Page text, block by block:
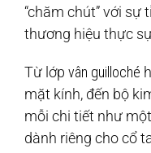
“chăm chút” với
thương hiệu thực
Từ lớp vân guilloché
mặt kính, đến bộ
mỗi chi tiết như
dành riêng cho cổ